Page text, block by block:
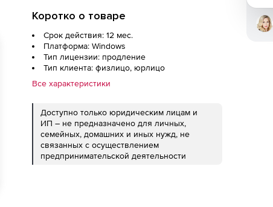
Коротко о товаре
Срок действия: 12 мес.
Платформа: Windows
Тип лицензии: продление
Тип клиента: физлицо, юрлицо
Все характеристики
Доступно только юридическим лицам и
ИП – не предназначено для личных,
семейных, домашних и иных нужд, не
связанных с осуществлением
предпринимательской деятельности